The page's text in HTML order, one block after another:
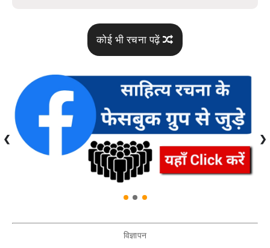
कोई भी रचना पढ़ें
❮ ❯
विज्ञापन